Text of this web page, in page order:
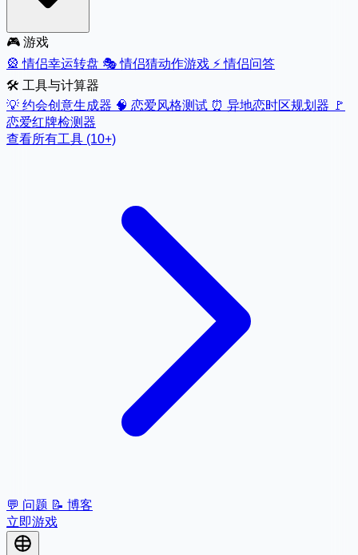
🎮 游戏
🎡 情侣幸运转盘 🎭 情侣猜动作游戏 ⚡ 情侣问答
🛠️ 工具与计算器
💡 约会创意生成器 🧠 恋爱风格测试 ⏰ 异地恋时区规划器
🚩
恋爱红牌检测器
查看所有工具 (10+)
💬 问题 📝 博客
立即游戏